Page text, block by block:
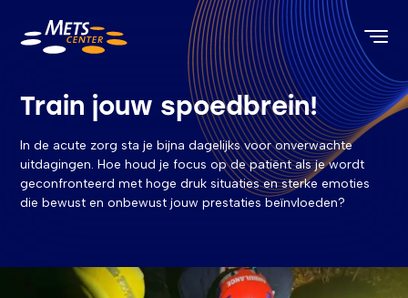
METS Center, terug naar de homepagina
Train jouw spoedbrein!
In de acute zorg sta je bijna dagelijks voor onverwachte
uitdagingen. Hoe houd je focus op de patiënt als je wordt
geconfronteerd met hoge druk situaties en sterke emoties
die bewust en onbewust jouw prestaties beïnvloeden?